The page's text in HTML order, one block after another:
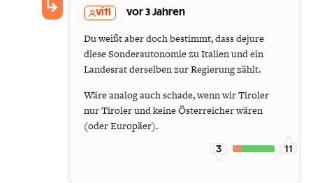
vitl vor 3 Jahren
Du weißt aber doch bestimmt, dass dejure
diese Sonderautonomie zu Italien und ein
Landesrat derselben zur Regierung zählt.
Wäre analog auch schade, wenn wir Tiroler
nur Tiroler und keine Österreicher wären
(oder Europäer).
3 11